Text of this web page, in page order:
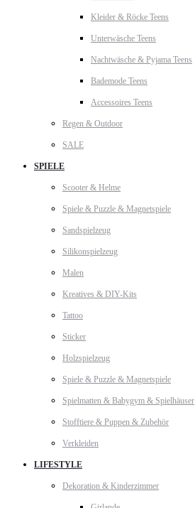
Kleider & Röcke Teens
Unterwäsche Teens
Nachtwäsche & Pyjama Teens
Bademode Teens
Accessoires Teens
Regen & Outdoor
SALE
SPIELE
Scooter & Helme
Spiele & Puzzle & Magnetspiele
Sandspielzeug
Silikonspielzeug
Malen
Kreatives & DIY-Kits
Tattoo
Sticker
Holzspielzeug
Spiele & Puzzle & Magnetspiele
Spielmatten & Babygym & Spielhäuser
Stofftiere & Puppen & Zubehör
Verkleiden
LIFESTYLE
Dekoration & Kinderzimmer